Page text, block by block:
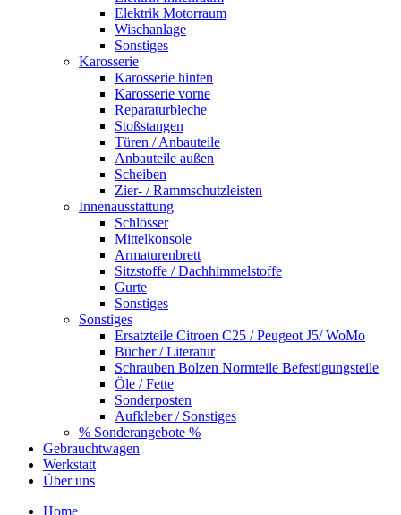
Elektrik Motorraum
Wischanlage
Sonstiges
Karosserie
Karosserie hinten
Karosserie vorne
Reparaturbleche
Stoßstangen
Türen / Anbauteile
Anbauteile außen
Scheiben
Zier- / Rammschutzleisten
Innenausstattung
Schlösser
Mittelkonsole
Armaturenbrett
Sitzstoffe / Dachhimmelstoffe
Gurte
Sonstiges
Sonstiges
Ersatzteile Citroen C25 / Peugeot J5/ WoMo
Bücher / Literatur
Schrauben Bolzen Normteile Befestigungsteile
Öle / Fette
Sonderposten
Aufkleber / Sonstiges
% Sonderangebote %
Gebrauchtwagen
Werkstatt
Über uns
Home